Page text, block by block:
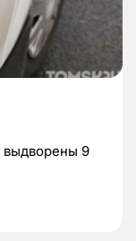
выдворены 9